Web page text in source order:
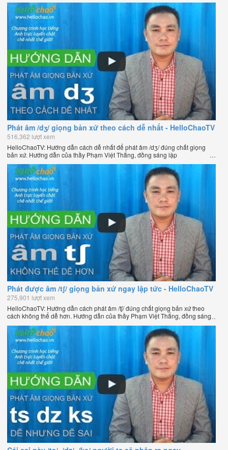
Phát âm /dʒ/ giọng bản xứ theo cách dễ nhất - HelloChaoTV
516,362 lượt xem
HelloChaoTV: Hướng dẫn cách dễ nhất để phát âm /dʒ/ đúng chất giọng
bản xứ. Hướng dẫn của thầy Phạm Việt Thắng, đồng sáng lập
HelloChao.vn - Chương trình dạy tiếng Anh trực tuyến chặt chẽ nhất thế
giới.
Phát được âm /tʃ/ giọng bản xứ ngay lập tức - HelloChaoTV
275,901 lượt xem
HelloChaoTV: Hướng dẫn cách phát âm /tʃ/ đúng chất giọng bản xứ theo
cách không thể dễ hơn. Hướng dẫn của thầy Phạm Việt Thắng, đồng sáng
lập HelloChao.vn - Chương trình dạy tiếng Anh trực tuyến chặt chẽ nhất
thế giới.